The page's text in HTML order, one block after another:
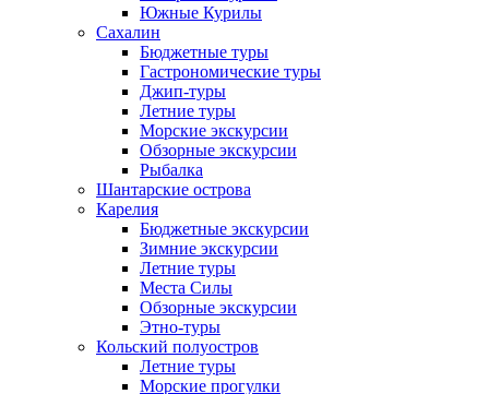
Южные Курилы
Сахалин
Бюджетные туры
Гастрономические туры
Джип-туры
Летние туры
Морские экскурсии
Обзорные экскурсии
Рыбалка
Шантарские острова
Карелия
Бюджетные экскурсии
Зимние экскурсии
Летние туры
Места Силы
Обзорные экскурсии
Этно-туры
Кольский полуостров
Летние туры
Морские прогулки